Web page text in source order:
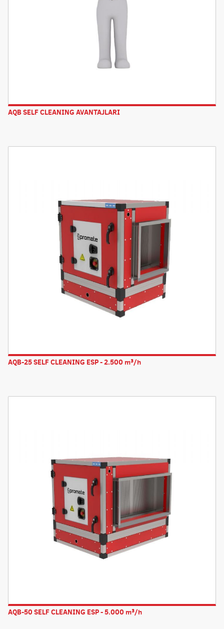
AQB SELF CLEANING AVANTAJLARI
AQB-25 SELF CLEANING ESP - 2.500 m³/h
AQB-50 SELF CLEANING ESP - 5.000 m³/h